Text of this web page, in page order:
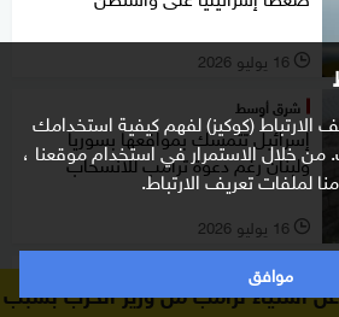
(كوكيز) لفهم كيفية استخدامك
من خلال الاستمرار في استخدام موقعنا ،
لملفات تعريف الارتباط.
موافق
l 16 يوليو 2026
شرق أوسط
إسرائيل تتمسك بمواقعها بسوريا
ولبنان رغم دعوة ترامب للانسحاب
l 16 يوليو 2026
عالم
نتنياهو لن يسافر إلى الولايات المتحدة..
الحرب بسبب نقص الذخائر